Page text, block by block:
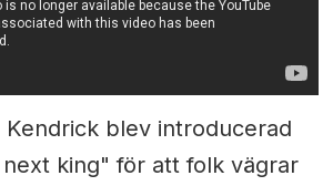
Kendrick blev introducerad
king" för att folk vägrar